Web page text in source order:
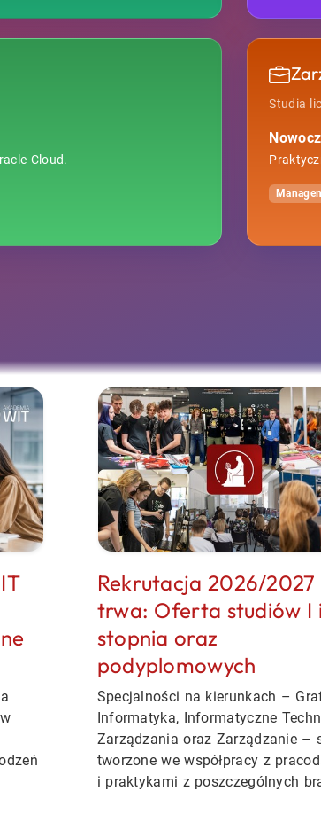
Cloud.
Studia
Rekrutacja 2026/2027
trwa: Oferta studiów I
stopnia oraz
podyplomowych
Specjalności na kierunkach –
Informatyka, Informatyczne
Zarządzania oraz Zarządzanie –
tworzone we współpracy z
i praktykami z poszczególnych